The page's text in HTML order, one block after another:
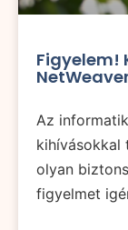
Figyelem!
Az
kihívásokkal
olyan
figyelmet